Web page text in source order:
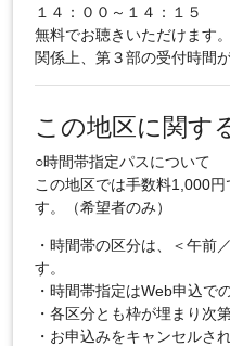
１４：００～１４：１５
無料でお聴きいただけます
関係上、第３部の受付時間
この地区に関す
○時間帯指定パスについて
この地区では手数料1,000
す。（希望者のみ）
・時間帯の区分は、＜午前
す。
・時間帯指定はWeb申込で
・各区分とも枠が埋まり次
・お申込みをキャンセルさ